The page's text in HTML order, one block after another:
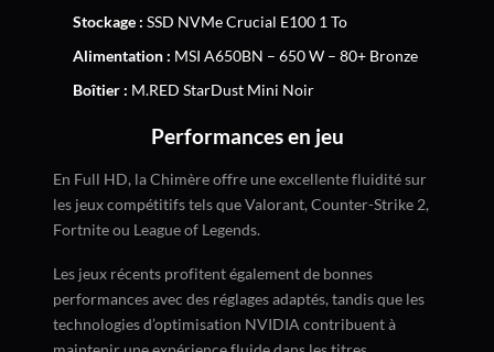
Stockage : SSD NVMe Crucial E100 1 To
Alimentation : MSI A650BN – 650 W – 80+ Bronze
Boîtier : M.RED StarDust Mini Noir
Performances en jeu
En Full HD, la Chimère offre une excellente fluidité sur
les jeux compétitifs tels que Valorant, Counter-Strike 2,
Fortnite ou League of Legends.
Les jeux récents profitent également de bonnes
performances avec des réglages adaptés, tandis que les
technologies d’optimisation NVIDIA contribuent à